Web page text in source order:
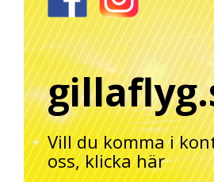
Vill du komma i
oss, klicka här